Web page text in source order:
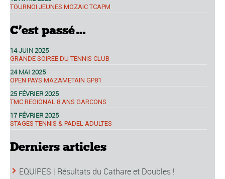
TOURNOI JEUNES MOZAIC TCAPM
C’est passé…
14 JUIN 2025
GRANDE SOIREE DU TENNIS CLUB
24 MAI 2025
OPEN PAYS MAZAMETAIN GP81
25 FÉVRIER 2025
TMC REGIONAL 8 ANS GARCONS
17 FÉVRIER 2025
STAGES TENNIS & PADEL ADULTES
Derniers articles
EQUIPES | Résultats du Cathare et Doubles !